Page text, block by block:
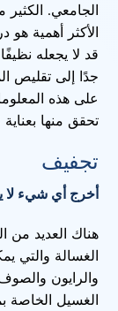
الجامعي.
الأكثر أهمية
قد لا يجعله
جدًا إلى تقليص
على هذه
تحقق منها
تجفيف
أخرج أي شيء لا
هناك العديد من
الغسالة والتي
والرايون
الغسيل الخاصة